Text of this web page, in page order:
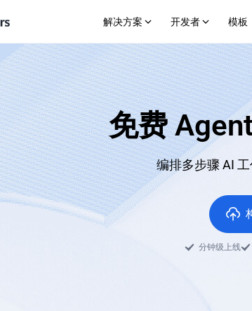
解决方案
多租户平台
面向平台的部署基础设施
电子商务
灵活对接前后端服务
Web 应用
一体化全栈应用托管
开发者
资源
指南
新闻
主题场景
更新日志
直接上传
模板
免费
编排多步骤 AI
分钟级上线